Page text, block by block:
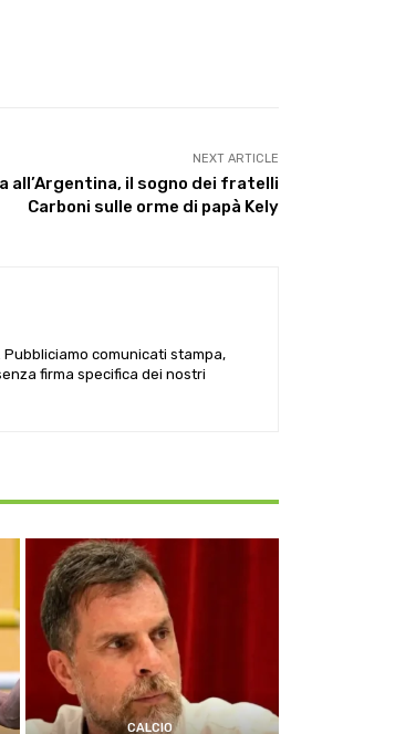
NEXT ARTICLE
all’Argentina, il sogno dei fratelli
Carboni sulle orme di papà Kely
comunicati stampa,
firma specifica dei nostri
CALCIO